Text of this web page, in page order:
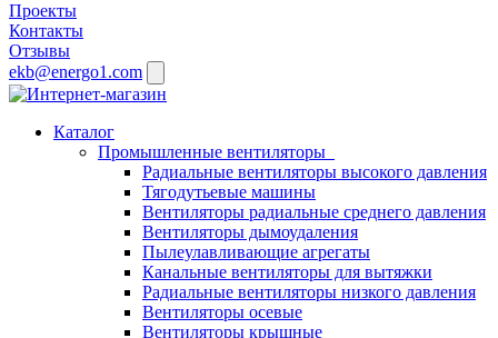
Проекты
Контакты
Отзывы
ekb@energo1.com
Каталог
Промышленные вентиляторы
Радиальные вентиляторы высокого давления
Тягодутьевые машины
Вентиляторы радиальные среднего давления
Вентиляторы дымоудаления
Пылеулавливающие агрегаты
Канальные вентиляторы для вытяжки
Радиальные вентиляторы низкого давления
Вентиляторы осевые
Вентиляторы крышные